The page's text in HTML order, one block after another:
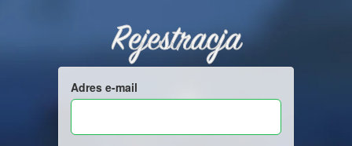
Rejestracja
Adres e-mail